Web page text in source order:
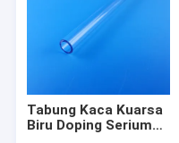
Tabung Kaca Kuarsa
Biru Doping Serium